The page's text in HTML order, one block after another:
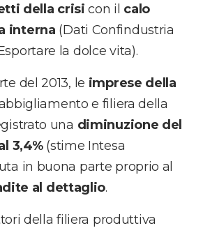
della crisi con il calo
interna (Dati Confindustria
la dolce vita).
del 2013, le imprese della
e filiera della
una diminuzione del
3,4%(stime Intesa
in buona parte proprio al
al dettaglio.
della filiera produttiva